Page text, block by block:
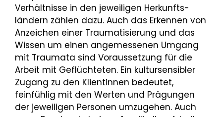
Verhältnisse in den jeweiligen Herkunfts-
ländern zählen dazu. Auch das Erkennen von
Anzeichen einer Traumatisierung und das
Wissen um einen angemessenen Umgang
mit Traumata sind Voraussetzung für die
Arbeit mit Geflüchteten. Ein kultursensibler
Zugang zu den Klientinnen bedeutet,
feinfühlig mit den Werten und Prägungen
der jeweiligen Personen umzugehen. Auch